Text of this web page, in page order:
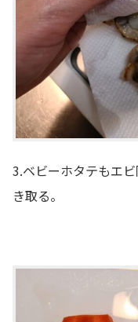
3.ベビーホタテもエ
き取る。